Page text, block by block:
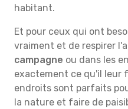
habitant.
Et pour ceux qui ont
vraiment et de respirer
campagne ou dans les
exactement ce qu'il leur
endroits sont parfaits
la nature et faire de